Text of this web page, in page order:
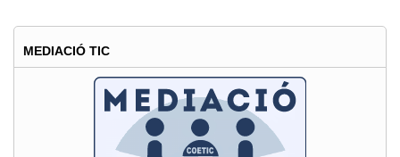
MEDIACIÓ TIC